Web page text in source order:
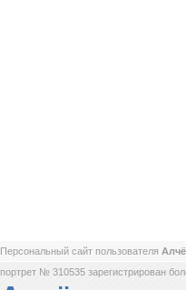
Персональный сайт пользователя
портрет № 310535 зарегистрирован